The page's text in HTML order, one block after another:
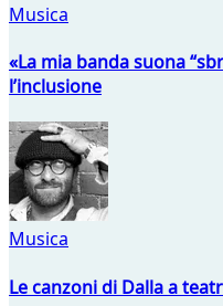
Musica
«La mia banda suona
l’inclusione
Musica
Le canzoni di Dalla a